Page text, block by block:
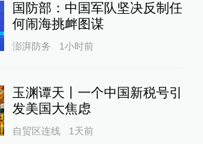
国防部：中国军队坚决反制任
何闹海挑衅图谋
澎湃防务 1小时前
玉渊谭天丨一个中国新税号引
发美国大焦虑
自贸区连线 1天前